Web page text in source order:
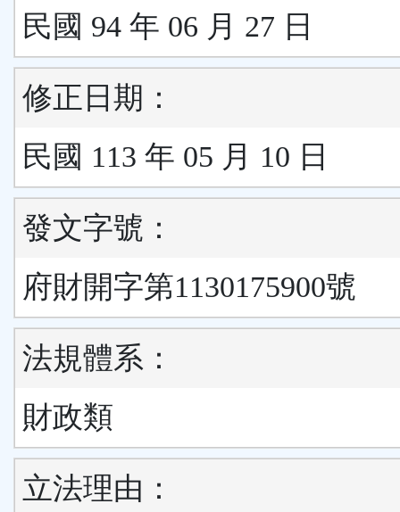
民國 94 年 06 月 27 日
修正日期：
民國 113 年 05 月 10 日
發文字號：
府財開字第1130175900號
法規體系：
財政類
立法理由：